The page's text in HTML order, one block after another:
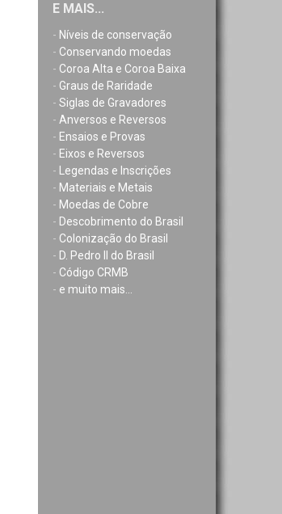
E MAIS...
- Níveis de conservação
- Conservando moedas
- Coroa Alta e Coroa Baixa
- Graus de Raridade
- Siglas de Gravadores
- Anversos e Reversos
- Ensaios e Provas
- Eixos e Reversos
-
Legendas e Inscrições
- Materiais e Metais
- Moedas de Cobre
- Descobrimento do Brasil
- Colonização do Brasil
- D. Pedro II do Brasil
- Código CRMB
- e muito mais...